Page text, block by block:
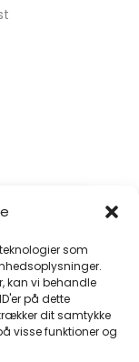
som
kan vi behandle
på dette
dit samtykke
visse funktioner og